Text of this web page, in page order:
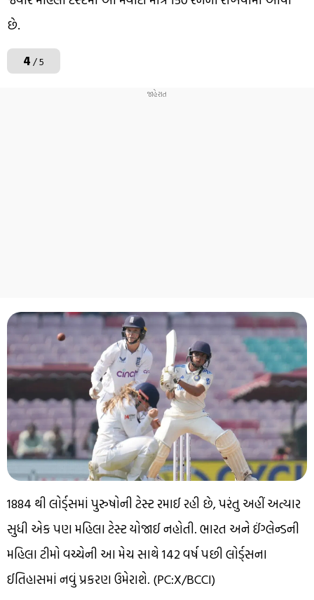
છે.
4/ 5
1884 થી લોર્ડ્સમાં પુરુષોની ટેસ્ટ રમાઈ રહી છે, પરંતુ અહીં અત્યાર
સુધી એક પણ મહિલા ટેસ્ટ યોજાઈ નહોતી. ભારત અને ઈંગ્લેન્ડની
મહિલા ટીમો વચ્ચેની આ મેચ સાથે 142 વર્ષ પછી લોર્ડ્સના
ઈતિહાસમાં નવું પ્રકરણ ઉમેરાશે. (PC:X/BCCI)